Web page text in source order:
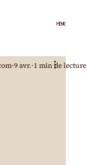
MENU
9 avr. 1 min de lecture